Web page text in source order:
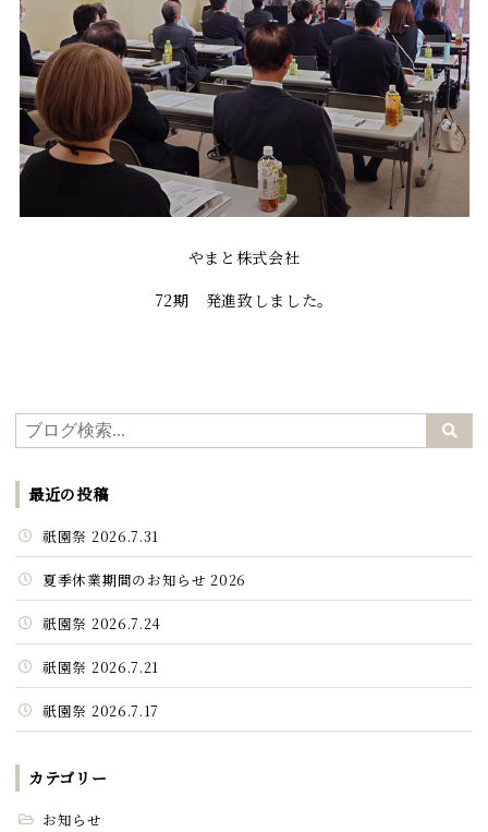
やまと株式会社
72期 発進致しました。
最近の投稿
祇園祭 2026.7.31
夏季休業期間のお知らせ 2026
祇園祭 2026.7.24
祇園祭 2026.7.21
祇園祭 2026.7.17
カテゴリー
お知らせ